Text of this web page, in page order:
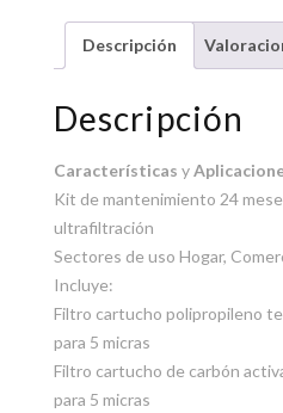
Descripción
Descripción
Características y
Kit de mantenimiento 24
ultrafiltración
Sectores de uso Hogar,
Incluye:
Filtro cartucho polipropileno
para 5 micras
Filtro cartucho de carbón
para 5 micras